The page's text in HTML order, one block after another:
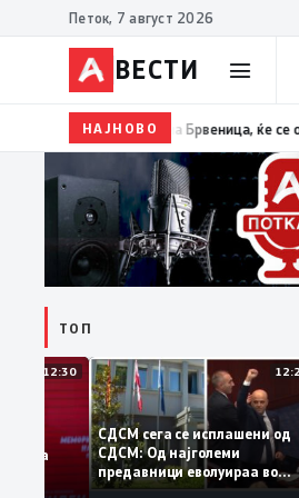
Петок, 7 август 2026
ВЕСТИ
НАЈНОВО10:06Гаши ја потпиша
ТОП
12:30
на
СДСМ сега се исплашени
СДСМ: Од најголеми
предавници еволуираа
најголеми патриоти